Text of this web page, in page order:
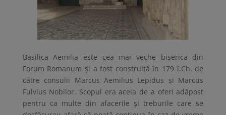
Basilica Aemilia este cea mai veche biserica din
Forum Romanum și a fost construită în 179 î.Ch. de
către consulii Marcus Aemilius Lepidus și Marcus
Fulvius Nobilor. Scopul era acela de a oferi adăpost
pentru ca multe din afacerile și treburile care se